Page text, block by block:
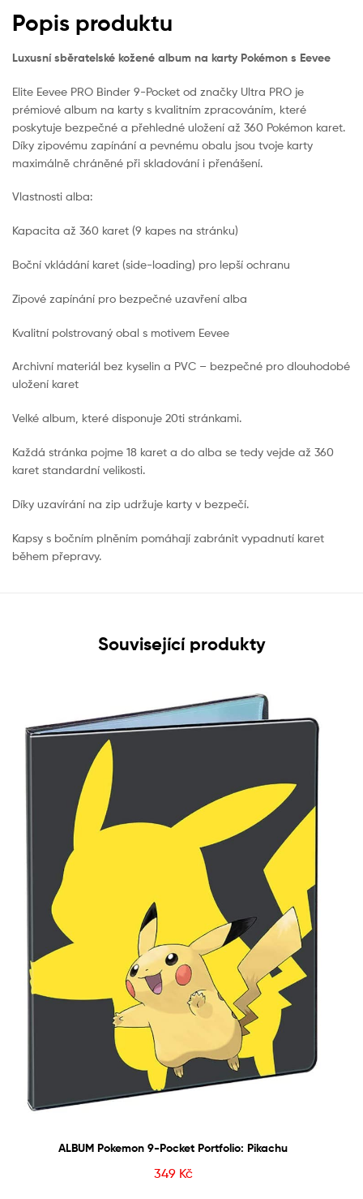
Popis produktu
Luxusní sběratelské kožené album na karty Pokémon s Eevee
Elite Eevee PRO Binder 9-Pocket od značky Ultra PRO je
prémiové album na karty s kvalitním zpracováním, které
poskytuje bezpečné a přehledné uložení až 360 Pokémon karet.
Díky zipovému zapínání a pevnému obalu jsou tvoje karty
maximálně chráněné při skladování i přenášení.
Vlastnosti alba:
Kapacita až 360 karet (9 kapes na stránku)
Boční vkládání karet (side-loading) pro lepší ochranu
Zipové zapínání pro bezpečné uzavření alba
Kvalitní polstrovaný obal s motivem Eevee
Archivní materiál bez kyselin a PVC – bezpečné pro dlouhodobé
uložení karet
Velké album, které disponuje 20ti stránkami.
Každá stránka pojme 18 karet a do alba se tedy vejde až 360
karet standardní velikosti.
Díky uzavírání na zip udržuje karty v bezpečí.
Kapsy s bočním plněním pomáhají zabránit vypadnutí karet
během přepravy.
Související produkty
ALBUM Pokemon 9-Pocket Portfolio: Pikachu
349 Kč